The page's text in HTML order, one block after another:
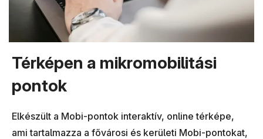
Térképen a mikromobilitási
pontok
Elkészült a Mobi-pontok interaktív, online térképe,
ami tartalmazza a fővárosi és kerületi Mobi-pontokat,